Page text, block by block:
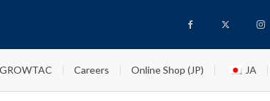
Careers Online Shop (JP) JA